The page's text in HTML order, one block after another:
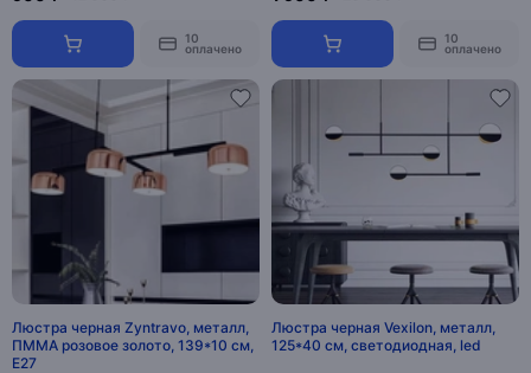
10
оплачено
10
оплачено
Люстра черная Zyntravo, металл,
ПММА розовое золото, 139*10 см,
Е27
Люстра черная Vexilon, металл,
125*40 см, светодиодная, led